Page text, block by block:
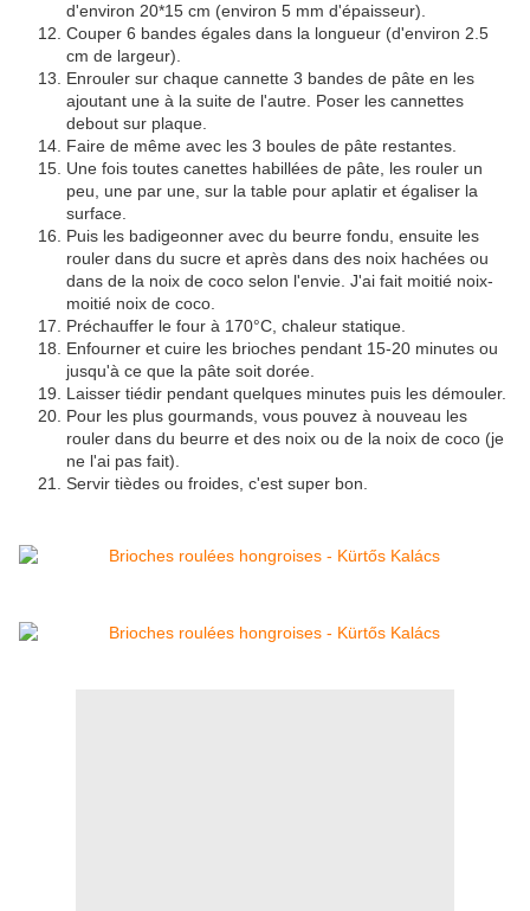
d'environ 20*15 cm (environ 5 mm d'épaisseur).
Couper 6 bandes égales dans la longueur (d'environ 2.5
cm de largeur).
Enrouler sur chaque cannette 3 bandes de pâte en les
ajoutant une à la suite de l'autre. Poser les cannettes
debout sur plaque.
Faire de même avec les 3 boules de pâte restantes.
Une fois toutes canettes habillées de pâte, les rouler un
peu, une par une, sur la table pour aplatir et égaliser la
surface.
Puis les badigeonner avec du beurre fondu, ensuite les
rouler dans du sucre et après dans des noix hachées ou
dans de la noix de coco selon l'envie. J'ai fait moitié noix-
moitié noix de coco.
Préchauffer le four à 170°C, chaleur statique.
Enfourner et cuire les brioches pendant 15-20 minutes ou
jusqu'à ce que la pâte soit dorée.
Laisser tiédir pendant quelques minutes puis les démouler.
Pour les plus gourmands, vous pouvez à nouveau les
rouler dans du beurre et des noix ou de la noix de coco (je
ne l'ai pas fait).
Servir tièdes ou froides, c'est super bon.